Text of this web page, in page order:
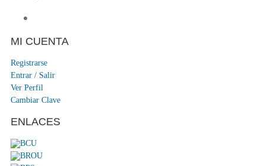
MI CUENTA
Registrarse
Entrar / Salir
Ver Perfil
Cambiar Clave
ENLACES